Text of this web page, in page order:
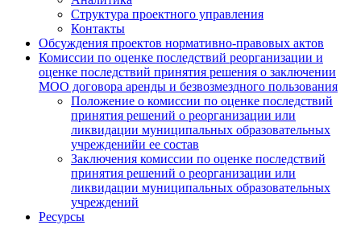
Структура проектного управления
Контакты
Обсуждения проектов нормативно-правовых актов
Комиссии по оценке последствий реорганизации и
оценке последствий принятия решения о заключении
МОО договора аренды и безвозмездного пользования
Положение о комиссии по оценке последствий
принятия решений о реорганизации или
ликвидации муниципальных образовательных
учрежденийи ее состав
Заключения комиссии по оценке последствий
принятия решений о реорганизации или
ликвидации муниципальных образовательных
учреждений
Ресурсы